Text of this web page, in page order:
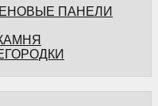
камня
ПАНЕЛИ